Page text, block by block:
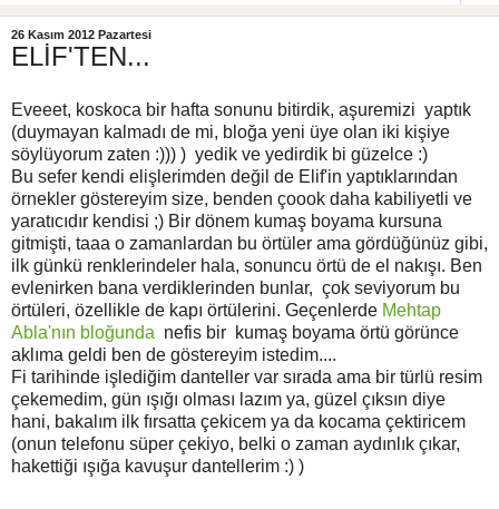
26 Kasım 2012 Pazartesi
ELİF'TEN...
Eveeet, koskoca bir hafta sonunu bitirdik, aşuremizi yaptık
(duymayan kalmadı de mi, bloğa yeni üye olan iki kişiye
söylüyorum zaten :))) ) yedik ve yedirdik bi güzelce :)
Bu sefer kendi elişlerimden değil de Elif'in yaptıklarından
örnekler göstereyim size, benden çoook daha kabiliyetli ve
yaratıcıdır kendisi ;) Bir dönem kumaş boyama kursuna
gitmişti, taaa o zamanlardan bu örtüler ama gördüğünüz gibi,
ilk günkü renklerindeler hala, sonuncu örtü de el nakışı. Ben
evlenirken bana verdiklerinden bunlar, çok seviyorum bu
örtüleri, özellikle de kapı örtülerini. Geçenlerde Mehtap
Abla'nın bloğunda nefis bir kumaş boyama örtü görünce
aklıma geldi ben de göstereyim istedim....
Fi tarihinde işlediğim danteller var sırada ama bir türlü resim
çekemedim, gün ışığı olması lazım ya, güzel çıksın diye
hani, bakalım ilk fırsatta çekicem ya da kocama çektiricem
(onun telefonu süper çekiyo, belki o zaman aydınlık çıkar,
hakettiği ışığa kavuşur dantellerim :) )